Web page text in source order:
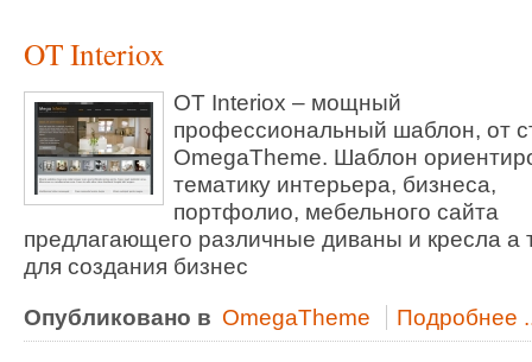
OT Interiox
OT Interiox – мощный
профессиональный шаблон, от
OmegaTheme. Шаблон
тематику интерьера, бизнеса,
портфолио, мебельного сайта
предлагающего различные диваны и кресла а
для создания бизнес
Опубликовано в OmegaTheme Подробнее